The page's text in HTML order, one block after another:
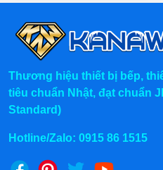
Thương hiệu thiết bị bếp,
tiêu chuẩn Nhật, đạt chuẩn
Standard)
Hotline/Zalo: 0915 86 1515